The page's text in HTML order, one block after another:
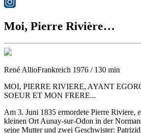
Moi, Pierre Rivière…
René AllioFrankreich 1976 / 130 min
MOI, PIERRE RIVIERE, AYANT
SOEUR ET MON FRERE...
Am 3. Juni 1835 ermordete Pierre Riviere,
kleinen Ort Aunay-sur-Odon in der
seine Mutter und zwei Geschwister: